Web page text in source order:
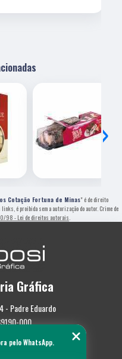
›
Cotação Fortuna de Minas" é de direito
é proibida sem a autorização do autor. Crime de
98 - Lei de direitos autorais
Gráfica
- Padre Eduardo
000
pelo WhatsApp.